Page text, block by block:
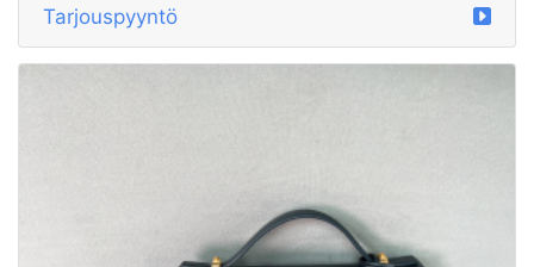
Tarjouspyyntö